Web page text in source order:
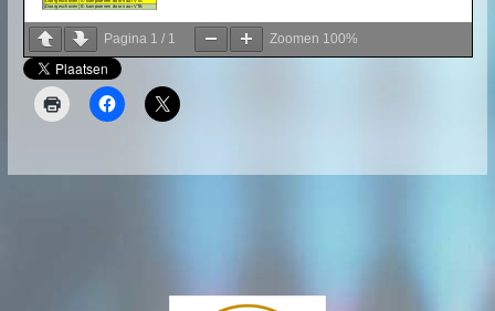
Pagina 1 / 1 Zoomen 100%